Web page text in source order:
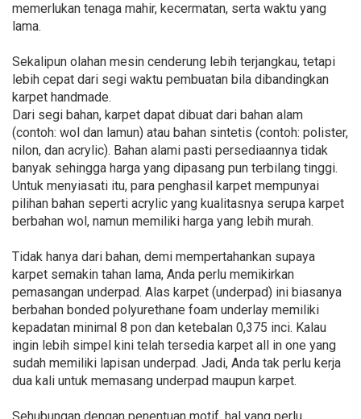
memerlukan tenaga mahir, kecermatan, serta waktu yang
lama.
Sekalipun olahan mesin cenderung lebih terjangkau, tetapi
lebih cepat dari segi waktu pembuatan bila dibandingkan
karpet handmade.
Dari segi bahan, karpet dapat dibuat dari bahan alam
(contoh: wol dan lamun) atau bahan sintetis (contoh: polister,
nilon, dan acrylic). Bahan alami pasti persediaannya tidak
banyak sehingga harga yang dipasang pun terbilang tinggi.
Untuk menyiasati itu, para penghasil karpet mempunyai
pilihan bahan seperti acrylic yang kualitasnya serupa karpet
berbahan wol, namun memiliki harga yang lebih murah.
Tidak hanya dari bahan, demi mempertahankan supaya
karpet semakin tahan lama, Anda perlu memikirkan
pemasangan underpad. Alas karpet (underpad) ini biasanya
berbahan bonded polyurethane foam underlay memiliki
kepadatan minimal 8 pon dan ketebalan 0,375 inci. Kalau
ingin lebih simpel kini telah tersedia karpet all in one yang
sudah memiliki lapisan underpad. Jadi, Anda tak perlu kerja
dua kali untuk memasang underpad maupun karpet.